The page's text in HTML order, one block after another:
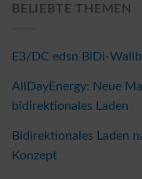
BELIEBTE THEMEN
E3/DC edsn BiDi-
AllDayEnergy: Neue
bidirektionales Laden
Bidirektionales Laden
Konzept